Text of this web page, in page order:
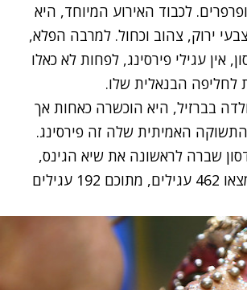
לכבוד האירוע המיוחד, היא
ירוק, צהוב וכחול. למרבה הפלא,
אין עגילי פירסינג, לפחות לא כאלו
לחליפה הבנאלית שלו.
נולדה בברזיל, היא הוכשרה כאחות אך
האמיתית שלה זה פירסינג.
דייווידסון שברה לראשונה את שיא הגינס,
כאשר על גופה נמצאו 462 עגילים, מתוכם 192 עגילים